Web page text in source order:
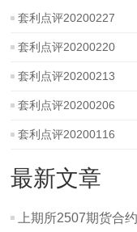
套利点评20200227
套利点评20200220
套利点评20200213
套利点评20200206
套利点评20200116
最新文章
上期所2507期货合约和能源中心国际